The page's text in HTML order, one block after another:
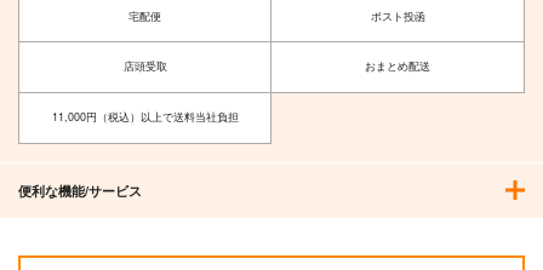
宅配便 ポスト投函
店頭受取 おまとめ配送
11,000円（税込）以上で送料当社負担
便利な機能/サービス